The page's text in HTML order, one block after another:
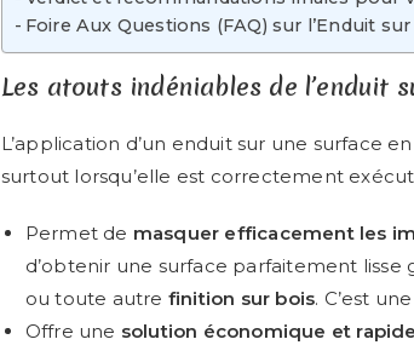
Foire Aux Questions (FAQ) sur l’Enduit
Les atouts indéniables de l’enduit
L’application d’un enduit sur une surface
surtout lorsqu’elle est correctement
Permet de masquer efficacement les
d’obtenir une surface parfaitement lisse
ou toute autre finition sur bois. C’est
Offre une solution économique et